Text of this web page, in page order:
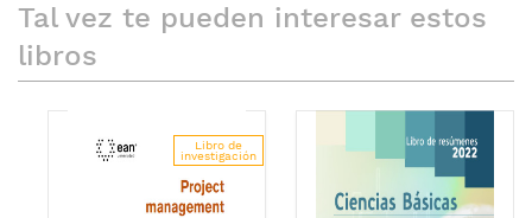
Tal vez te pueden interesar estos
libros
Libro de
investigación